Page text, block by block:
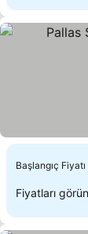
Başlangıç Fiyatı
Fiyatları